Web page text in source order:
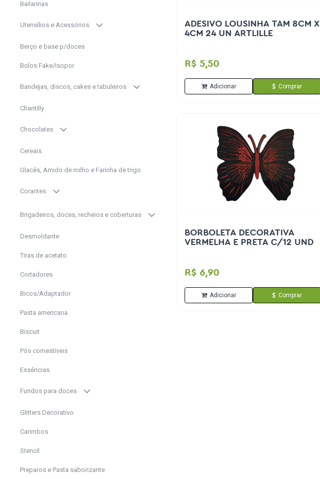
Bailarinas
Utensílios e Acessórios
Berço e base p/doces
Bolos Fake/Isopor
Bandejas, discos, cakes e tabuleiros
Chantilly
Chocolates
Cereais
Glacês, Amido de milho e Farinha de trigo
Corantes
Brigadeiros, doces, recheios e coberturas
Desmoldante
Tiras de acetato
Cortadores
Bicos/Adaptador
Pasta americana
Biscuit
Pós comestíveis
Essências
Fundos para doces
Glitters Decorativo
Carimbos
Stencil
Preparos e Pasta saborizante
ADESIVO LOUSINHA TAM 8CM X
4CM 24 UN ARTLILLE
R$ 5,50
Adicionar Comprar
BORBOLETA DECORATIVA
VERMELHA E PRETA C/12 UND
R$ 6,90
Adicionar Comprar